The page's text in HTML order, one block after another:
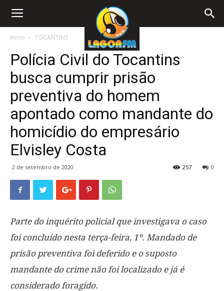
Início TOCANTINS
Polícia Civil do Tocantins
busca cumprir prisão
preventiva do homem
apontado como mandante do
homicídio do empresário
Elvisley Costa
2 de setembro de 2020 0
257
Parte do inquérito policial que investigava o caso
foi concluído nesta terça-feira, 1º. Mandado de
prisão preventiva foi deferido e o suposto
mandante do crime não foi localizado e já é
considerado foragido.